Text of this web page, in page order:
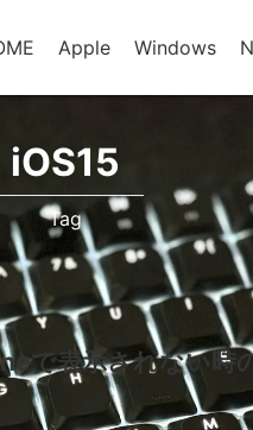
Apple Windows
iOS15
Tag
で表示されない時